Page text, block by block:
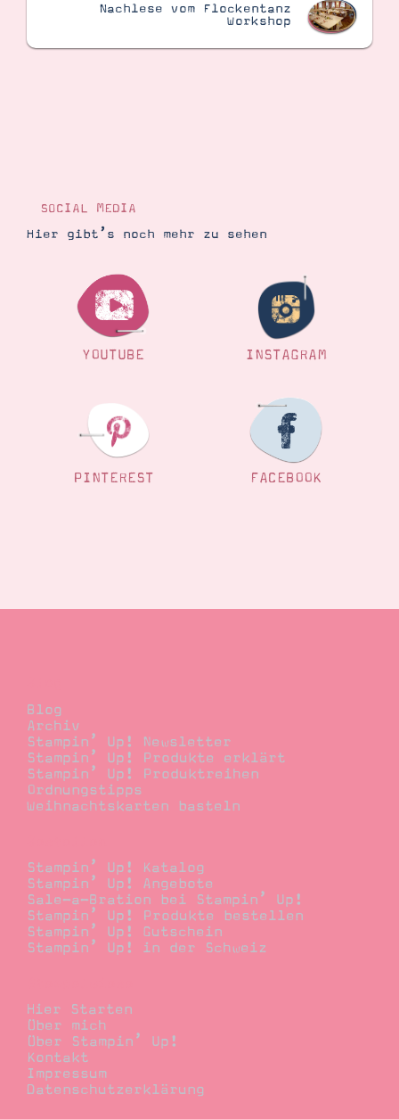
Nachlese vom Flockentanz
Workshop
SOCIAL MEDIA
Hier gibt’s noch mehr zu sehen
YOUTUBE INSTAGRAM
PINTEREST FACEBOOK
Blog
Archiv
Stampin’ Up! Newsletter
Stampin’ Up! Produkte erklärt
Stampin’ Up! Produktreihen
Ordnungstipps
Weihnachtskarten basteln
Stampin’ Up! Katalog
Stampin’ Up! Angebote
Sale-a-Bration bei Stampin’ Up!
Stampin’ Up! Produkte bestellen
Stampin’ Up! Gutschein
Stampin’ Up! in der Schweiz
Hier Starten
Über mich
Über Stampin’ Up!
Kontakt
Impressum
Datenschutzerklärung